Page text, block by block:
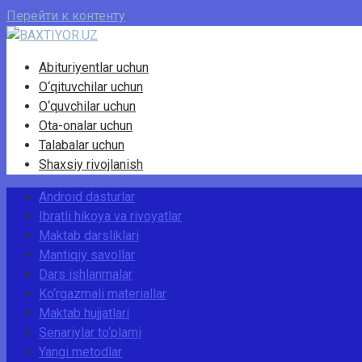
Перейти к контенту
Abituriyentlar uchun
O‘qituvchilar uchun
O‘quvchilar uchun
Ota-onalar uchun
Talabalar uchun
Shaxsiy rivojlanish
Android dasturlar
Ibratli hikoya va rivoyatlar
Maktab darsliklari
Mantiqiy savollar
Dars ishlanmalar
Ko‘rgazmali materiallar
Maktab hujjatlari
Senariylar to‘plami
Yangi metodlar